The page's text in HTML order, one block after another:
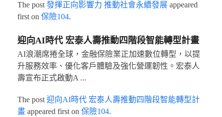
The post 發揮正向影響力 推動社會永續發展appeared
first on 保險104.
迎向AI時代 宏泰人壽推動四階段智能轉型計畫
AI浪潮席捲全球，金融保險業正加速數位轉型，以提
升服務效率、優化客戶體驗及強化營運韌性。宏泰人
壽宣布正式啟動A ...
The post 迎向AI時代 宏泰人壽推動四階段智能轉型計
畫appeared first on 保險104.